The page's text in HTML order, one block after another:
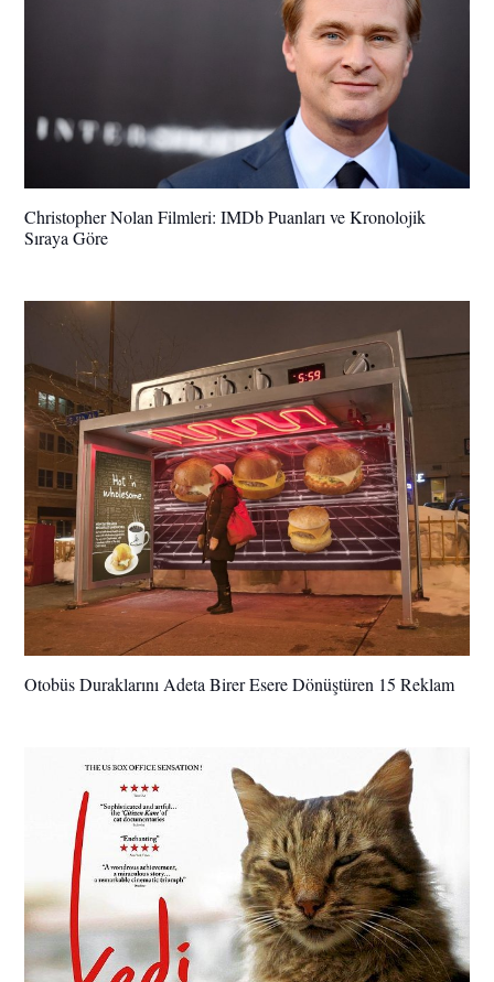
Christopher Nolan Filmleri: IMDb Puanları ve Kronolojik
Sıraya Göre
Otobüs Duraklarını Adeta Birer Esere Dönüştüren 15 Reklam